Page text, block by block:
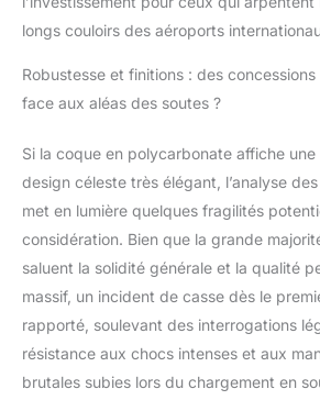
au
bagages
parfait. La
durable à
roulettes
permet un
facile, fluide
silencieux
différentes
longs couloirs des aéroports
Robustesse et finitions : des
face aux aléas des soutes ?
Si la coque en polycarbonate affiche
design céleste très élégant, l’analyse
met en lumière quelques fragilités
considération. Bien que la grande
saluent la solidité générale et la qualité
massif, un incident de casse dès le
rapporté, soulevant des interrogations
résistance aux chocs intenses et aux
brutales subies lors du chargement en